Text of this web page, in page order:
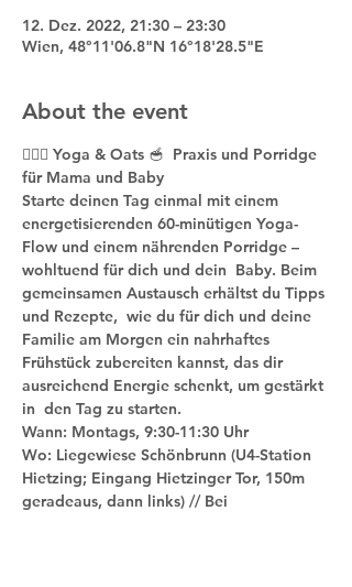
12. Dez. 2022, 21:30 – 23:30
Wien, 48°11'06.8"N 16°18'28.5"E
About the event
🧘🏼‍♀️ Yoga & Oats 🥣  Praxis und Porridge
für Mama und Baby
Starte deinen Tag einmal mit einem
energetisierenden 60-minütigen Yoga-
Flow und einem nährenden Porridge –
wohltuend für dich und dein  Baby. Beim
gemeinsamen Austausch erhältst du Tipps
und Rezepte,  wie du für dich und deine
Familie am Morgen ein nahrhaftes
Frühstück zubereiten kannst, das dir
ausreichend Energie schenkt, um gestärkt
in  den Tag zu starten.
Wann: Montags, 9:30-11:30 Uhr
Wo: Liegewiese Schönbrunn (U4-Station
Hietzing; Eingang Hietzinger Tor, 150m
geradeaus, dann links) // Bei